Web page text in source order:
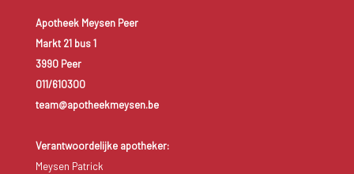
Apotheek Meysen Peer
Markt 21 bus 1
3990 Peer
011/610300
team@apotheekmeysen.be
Verantwoordelijke apotheker:
Meysen Patrick